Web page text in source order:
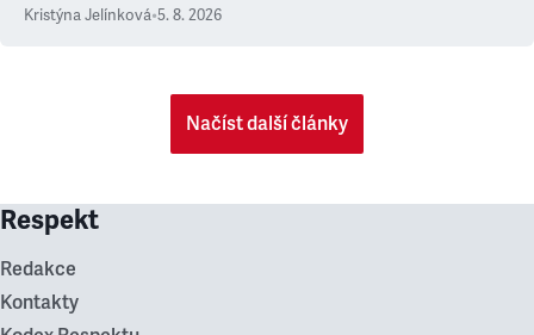
Kristýna Jelínková•5. 8. 2026
Načíst další články
Respekt
Redakce
Kontakty